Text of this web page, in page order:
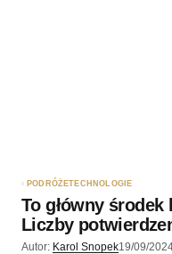
PODRÓŻETECHNOLOGIE
To główny
Liczby
Autor: Karol Snopek19/09/